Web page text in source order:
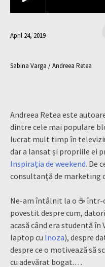
April 24, 2019
Sabina Varga / Andreea Retea
Andreea Retea este
dintre cele mai populare
lucrat mult timp în
dar a lansat și propriile ei
Inspirația de weekend. De
consultanță de marketing
Ne-am întâlnit la o ☕
povestit despre cum,
acasă când era studentă în
laptop cu Inoza), despre
despre ce o motivează să
cu adevărat bogat.…